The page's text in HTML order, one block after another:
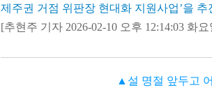
제주권 거점 위판장 현대화 지원사업’을 추
[추현주 기자 2026-02-10 오후 12:14:03 화요
▲설 명절 앞두고